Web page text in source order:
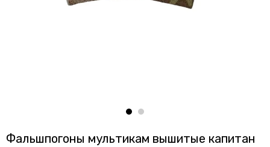
Фальшпогоны мультикам вышитые капитан